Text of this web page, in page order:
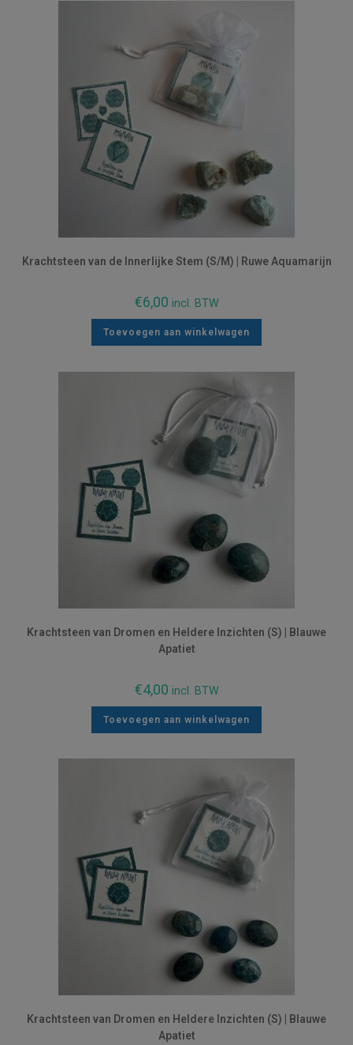
Krachtsteen van de Innerlijke Stem (S/M) | Ruwe Aquamarijn
€6,00 incl. BTW
Toevoegen aan winkelwagen
Krachtsteen van Dromen en Heldere Inzichten (S) | Blauwe
Apatiet
€4,00 incl. BTW
Toevoegen aan winkelwagen
Krachtsteen van Dromen en Heldere Inzichten (S) | Blauwe
Apatiet